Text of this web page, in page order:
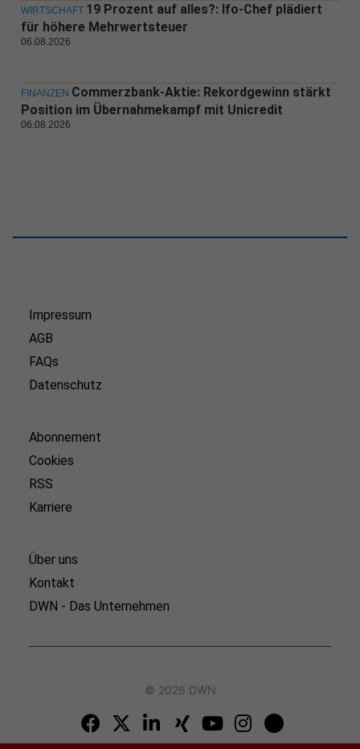
WIRTSCHAFT 19 Prozent auf alles?: Ifo-Chef plädiert
für höhere Mehrwertsteuer
06.08.2026
FINANZEN Commerzbank-Aktie: Rekordgewinn stärkt
Position im Übernahmekampf mit Unicredit
06.08.2026
Impressum
AGB
FAQs
Datenschutz
Abonnement
Cookies
RSS
Karriere
Über uns
Kontakt
DWN - Das Unternehmen
© 2026 DWN